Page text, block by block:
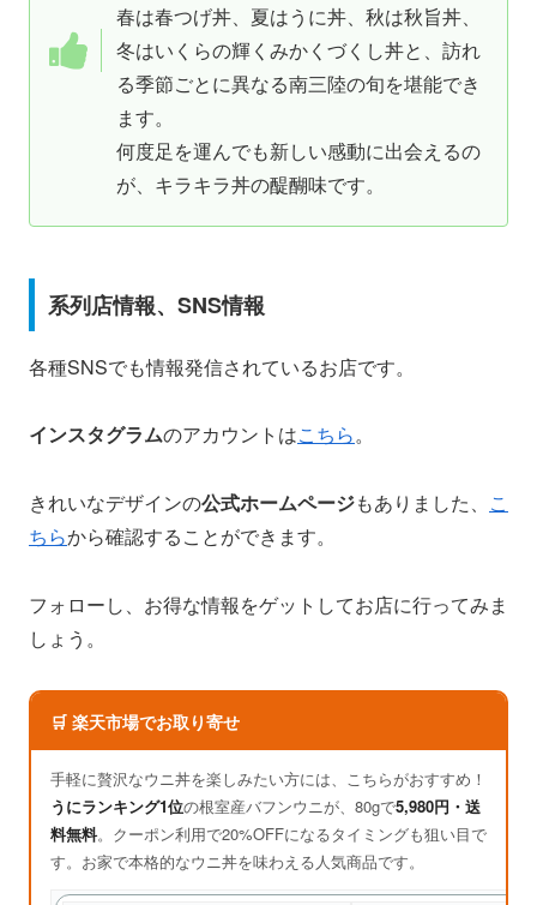
春は春つげ丼、夏はうに丼、秋は秋旨丼、
冬はいくらの輝くみかくづくし丼と、訪れ
る季節ごとに異なる南三陸の旬を堪能でき
ます。
何度足を運んでも新しい感動に出会えるの
が、キラキラ丼の醍醐味です。
系列店情報、SNS情報
各種SNSでも情報発信されているお店です。
インスタグラムのアカウントはこちら。
きれいなデザインの公式ホームページもありました、 こ
ちらから確認することができます。
フォローし、お得な情報をゲットしてお店に行ってみま
しょう。
🛒 楽天市場でお取り寄せ
手軽に贅沢なウニ丼を楽しみたい方には、こちらがおすすめ！
うにランキング1位の根室産バフンウニが、80gで5,980円・送
料無料。クーポン利用で20%OFFになるタイミングも狙い目で
す。お家で本格的なウニ丼を味わえる人気商品です。